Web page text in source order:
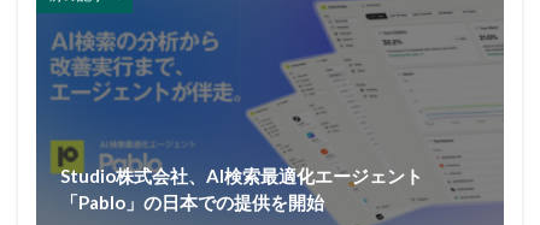
Studio株式会社、AI検索最適化エージェント
「Pablo」の日本での提供を開始